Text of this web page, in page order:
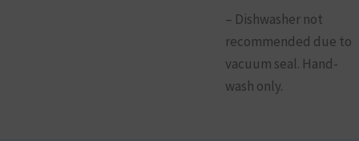
– Dishwasher not
recommended due to
vacuum seal. Hand-
wash only.